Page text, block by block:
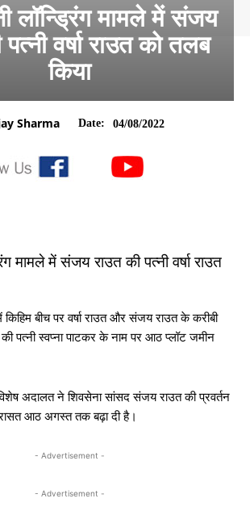
लॉन्ड्रिंग मामले में संजय
वर्षा राउत को तलब
किया
Sharma Date: 04/08/2022
मामले में संजय राउत की पत्नी वर्षा राउत
किहिम बीच पर वर्षा राउत और संजय राउत के करीबी
पत्नी स्वप्ना पाटकर के नाम पर आठ प्लॉट जमीन
अदालत ने शिवसेना सांसद संजय राउत की प्रवर्तन
आठ अगस्त तक बढ़ा दी है।
- Advertisement -
- Advertisement -